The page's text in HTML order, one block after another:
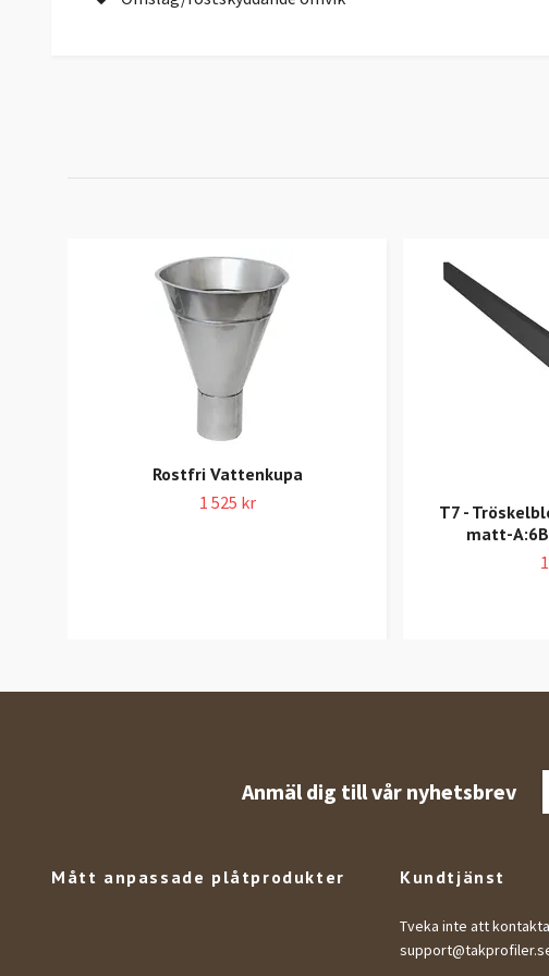
Rostfri Vattenkupa
1 525 kr
T7 -
matt-
Anmäl dig till vår nyhetsbrev
Mått anpassade plåtprodukter Kundtjänst
Tveka inte att